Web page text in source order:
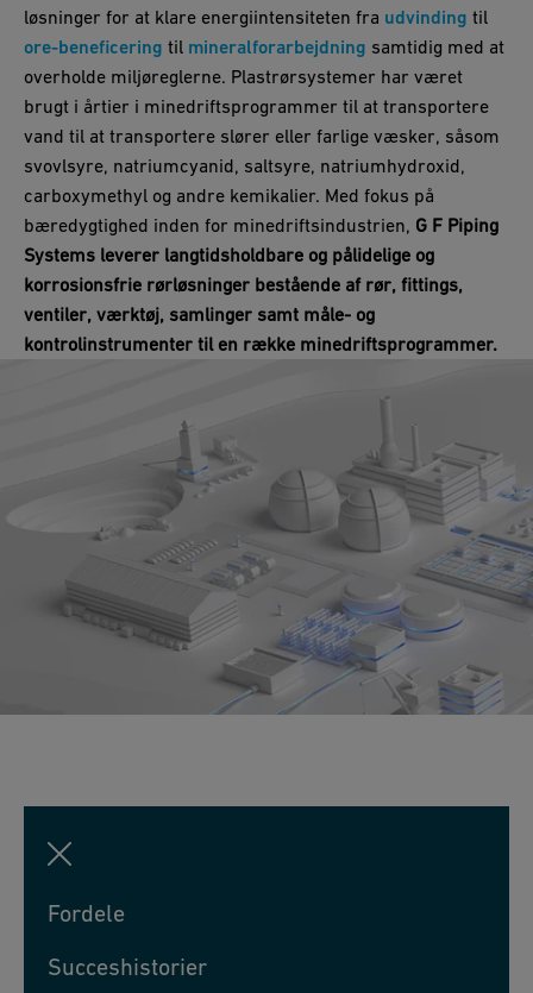
løsninger for at klare energiintensiteten fra udvinding til
ore-beneficering til mineralforarbejdning samtidig med at
overholde miljøreglerne. Plastrørsystemer har været
brugt i årtier i minedriftsprogrammer til at transportere
vand til at transportere slører eller farlige væsker, såsom
svovlsyre, natriumcyanid, saltsyre, natriumhydroxid,
carboxymethyl og andre kemikalier. Med fokus på
bæredygtighed inden for minedriftsindustrien, G F Piping
Systems leverer langtidsholdbare og pålidelige og
korrosionsfrie rørløsninger bestående af rør, fittings,
ventiler, værktøj, samlinger samt måle- og
kontrolinstrumenter til en række minedriftsprogrammer.
Fordele
Succeshistorier